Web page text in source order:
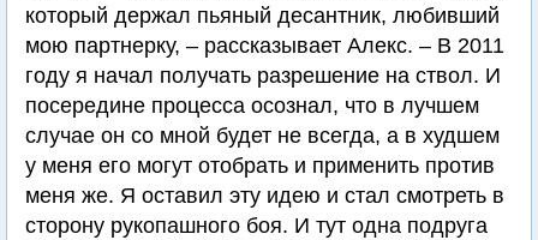
который держал пьяный десантник, любивший
мою партнерку, – рассказывает Алекс. – В 2011
году я начал получать разрешение на ствол. И
посередине процесса осознал, что в лучшем
случае он со мной будет не всегда, а в худшем
у меня его могут отобрать и применить против
меня же. Я оставил эту идею и стал смотреть в
сторону рукопашного боя. И тут одна подруга